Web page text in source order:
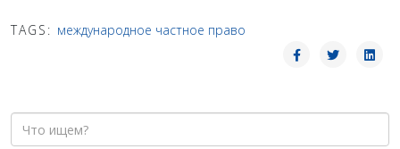
TAGS: международное частное право